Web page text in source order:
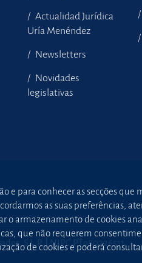
Actualidad Jurídica
Uría Menéndez
Newsletters
Novidades
legislativas
S.L.P. | NIPC PT980226511
para conhecer as secções
as suas preferências,
armazenamento de cookies
que não requerem
de cookies e poderá